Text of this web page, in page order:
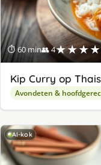
⏱ 60 min👥 4
Kip Curry op
Avondeten &
AI-kok